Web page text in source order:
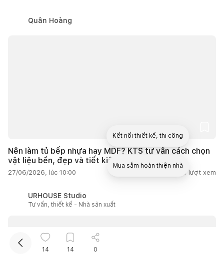
Quân Hoàng
Nên làm tủ bếp nhựa hay MDF? KTS tư vấn cách chọn
vật liệu bền, đẹp và tiết kiệm chi phí
27/06/2026, lúc 10:00 6.048 lượt xem
URHOUSE Studio
Tư vấn, thiết kế - Nhà sản xuất
14 14 0
Kết nối thiết kế, thi công
Mua sắm hoàn thiện nhà